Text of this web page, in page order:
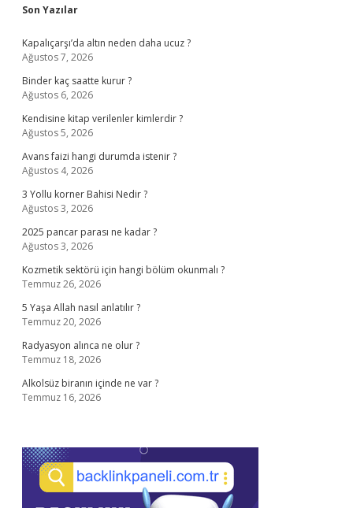
Sidebar
Son Yazılar
Kapalıçarşı’da altın neden daha ucuz ?
Ağustos 7, 2026
Binder kaç saatte kurur ?
Ağustos 6, 2026
Kendisine kitap verilenler kimlerdir ?
Ağustos 5, 2026
Avans faizi hangi durumda istenir ?
Ağustos 4, 2026
3 Yollu korner Bahisi Nedir ?
Ağustos 3, 2026
2025 pancar parası ne kadar ?
Ağustos 3, 2026
Kozmetik sektörü için hangi bölüm okunmalı ?
Temmuz 26, 2026
5 Yaşa Allah nasıl anlatılır ?
Temmuz 20, 2026
Radyasyon alınca ne olur ?
Temmuz 18, 2026
Alkolsüz biranın içinde ne var ?
Temmuz 16, 2026